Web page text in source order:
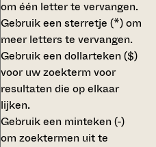
om één letter te vervangen.
Gebruik eensterretje (*)om
meer letters te vervangen.
Gebruik eendollarteken ($)
voor uw zoekterm voor
resultaten die op elkaar
lijken.
Gebruik een minteken (-)
om zoektermen uit te